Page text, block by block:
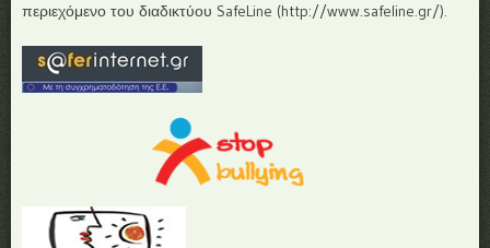
περιεχόμενο του διαδικτύου SafeLine (http://www.safeline.gr/).